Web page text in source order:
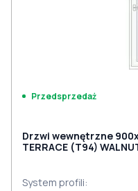
Przedsprzedaż
Drzwi wewnętrzne
TERRACE (Т94)
System profili: